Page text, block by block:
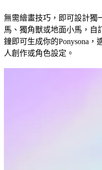
無需繪畫技巧，即可設計獨
馬、獨角獸或地面小馬，自
鐘即可生成你的Ponysona，
人創作或角色設定。